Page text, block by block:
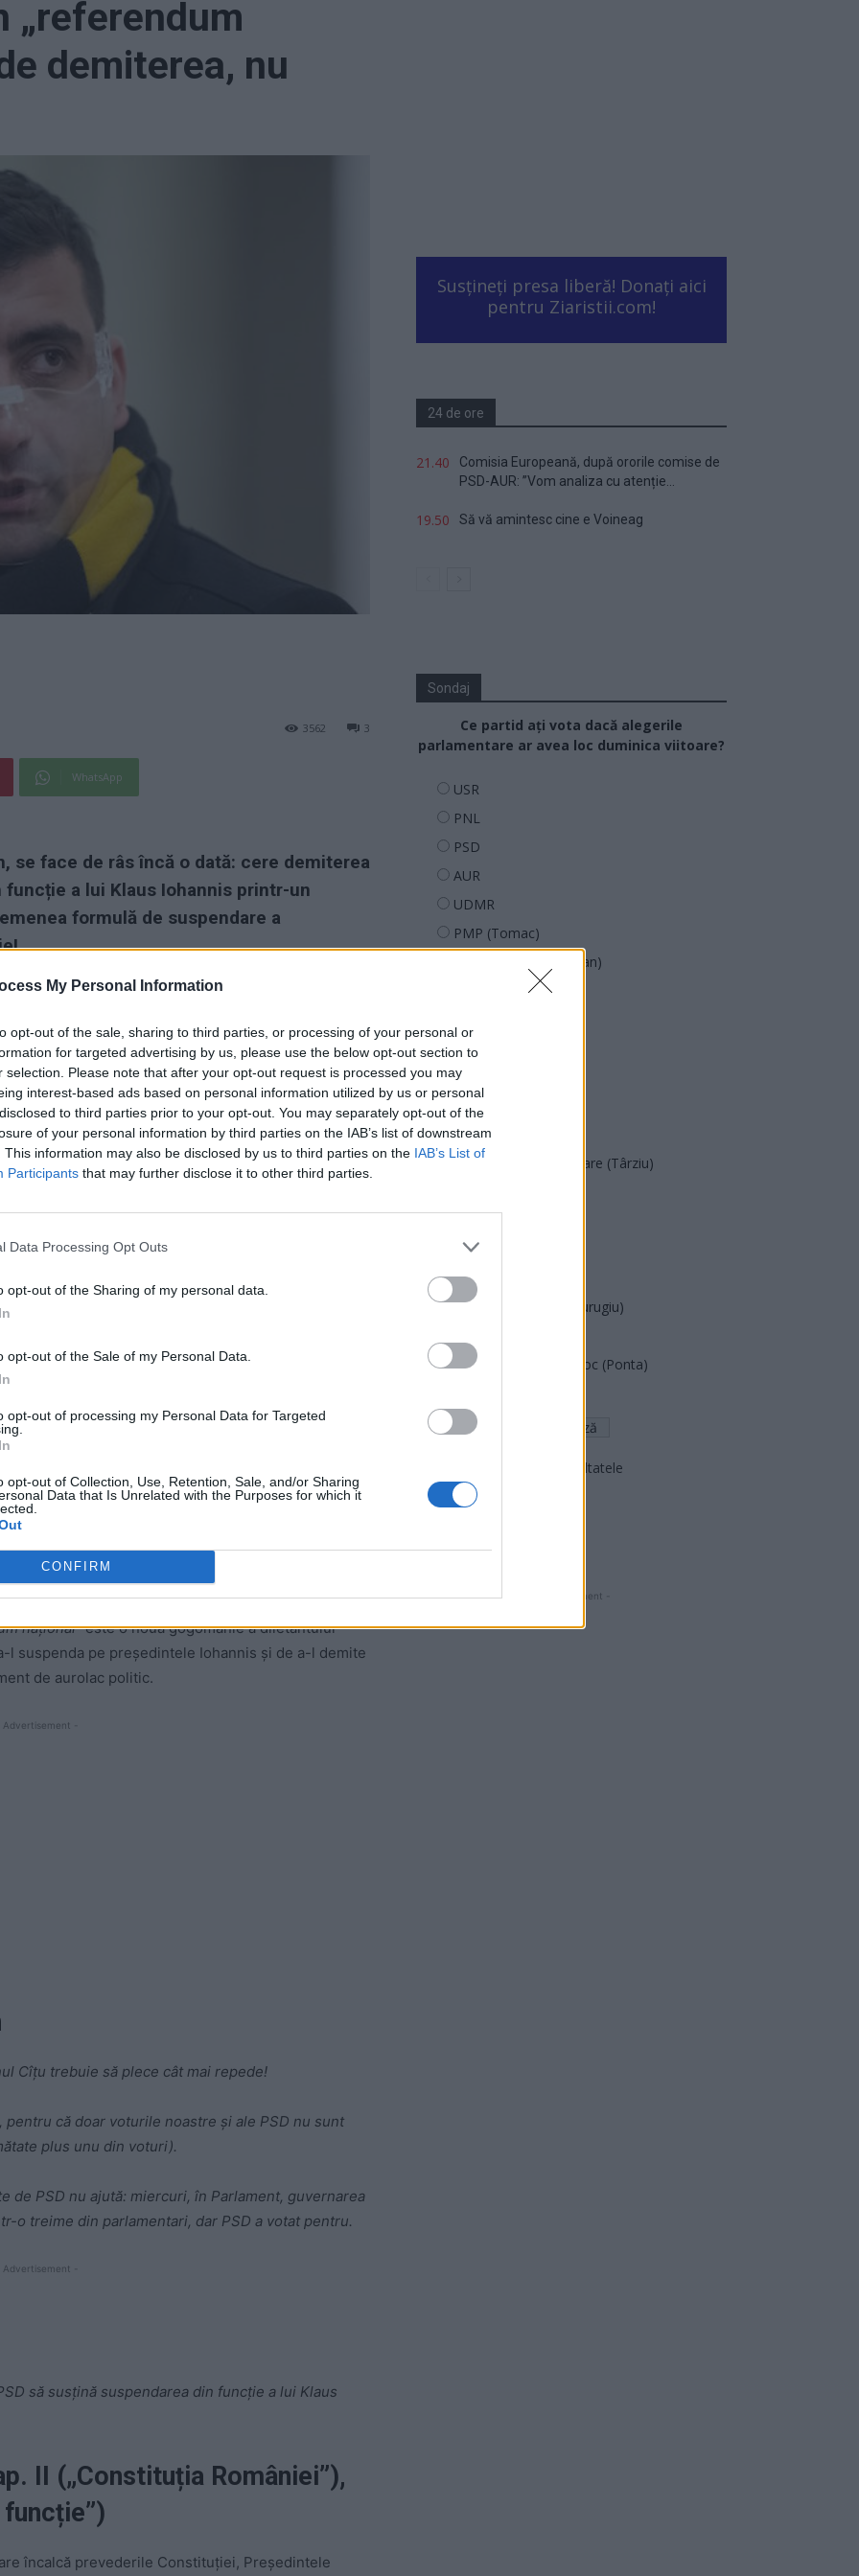
My Personal Information
opt-out of the sale, sharing to third parties, or processing of your personal or
for targeted advertising by us, please use the below opt-out section to
selection. Please note that after your opt-out request is processed you may
interest-based ads based on personal information utilized by us or personal
to third parties prior to your opt-out. You may separately opt-out of the
of your personal information by third parties on the IAB’s list of downstream
This information may also be disclosed by us to third parties on the IAB’s List of
Participants that may further disclose it to other third parties.
Data Processing Opt Outs
opt-out of the Sharing of my personal data.
opt-out of the Sale of my Personal Data.
opt-out of processing my Personal Data for Targeted
opt-out of Collection, Use, Retention, Sale, and/or Sharing
Data that Is Unrelated with the Purposes for which it
CONFIRM
„referendum
demiterea, nu
3
3562
WhatsApp
se face de râs încă o dată: cere demiterea
funcție a lui Klaus Iohannis printr-un
formulă de suspendare a
într-p postare pe Facebook, vine la două
măruntul poet băcăuan!
de suspendare a președintelui: în Parlament,
Așadar, formula„suspendarea printr-un
Preşedintelui”(prevăzută la Cap. II, art. 95,
de Parlament.
național”este o nouă gogomănie a diletantului
l suspenda pe președintele Iohannis și de a-l demite
de aurolac politic.
Advertisement -
Cîțu trebuie să plece cât mai repede!
că doar voturile noastre și ale PSD nu sunt
plus unu din voturi).
de PSD nu ajută: miercuri, în Parlament, guvernarea
o treime din parlamentari, dar PSD a votat pentru.
Advertisement -
să susțină suspendarea din funcție a lui Klaus
II („Constituția României”),
încalcă prevederile Constituţiei, Preşedintele
Susțineți presa liberă! Donați aici
pentru Ziaristii.com!
24 de ore
21.40
Comisia Europeană, după ororile comise de
PSD-AUR: ”Vom analiza cu atenție...
19.50 Să vă amintesc cine e Voineag
Sondaj
Ce partid ați vota dacă alegerile
parlamentare ar avea loc duminica viitoare?
USR
PNL
PSD
AUR
UDMR
PMP (Tomac)
Forța Dreptei (L. Orban)
SENS
SOS (Șoșoacă)
POT (Gavrilă)
PACE (Peia)
Acțiunea Conservatoare (Târziu)
PNȚCD (Pavelescu)
PNCR (Terheș)
Partidul Patrioților (Surugiu)
România pe Primul Loc (Ponta)
Arată rezultatele
Arhiva sondajelor
- Advertisment -